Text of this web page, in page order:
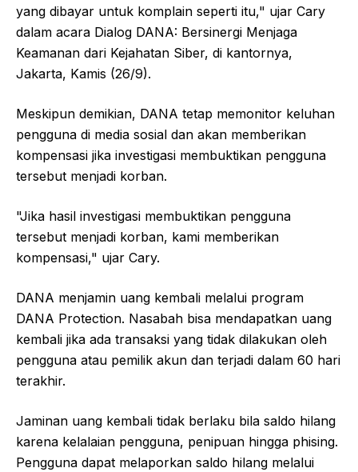
yang dibayar untuk komplain seperti itu," ujar Cary
dalam acara Dialog DANA: Bersinergi Menjaga
Keamanan dari Kejahatan Siber, di kantornya,
Jakarta, Kamis (26/9).
Meskipun demikian, DANA tetap memonitor keluhan
pengguna di media sosial dan akan memberikan
kompensasi jika investigasi membuktikan pengguna
tersebut menjadi korban.
"Jika hasil investigasi membuktikan pengguna
tersebut menjadi korban, kami memberikan
kompensasi," ujar Cary.
DANA menjamin uang kembali melalui program
DANA Protection. Nasabah bisa mendapatkan uang
kembali jika ada transaksi yang tidak dilakukan oleh
pengguna atau pemilik akun dan terjadi dalam 60 hari
terakhir.
Jaminan uang kembali tidak berlaku bila saldo hilang
karena kelalaian pengguna, penipuan hingga phising.
Pengguna dapat melaporkan saldo hilang melalui